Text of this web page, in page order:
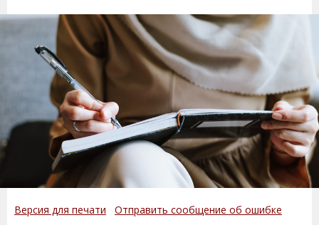
Версия для печати Отправить сообщение об ошибке